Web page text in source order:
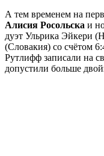
А тем временем на
Алисия Росольска и
дуэт Ульрика Эйкери
(Словакия) со счётом
Рутлифф записали на
допустили больше